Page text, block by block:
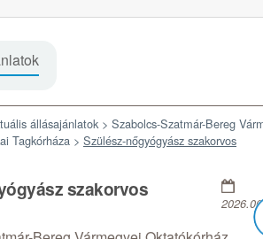
állásajánlatok > Szabolcs-Szatmár-Bereg
Tagkórháza > Szülész-nőgyógyász szakorvos
szakorvos